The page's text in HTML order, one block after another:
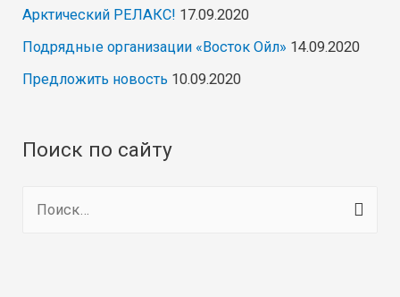
Арктический РЕЛАКС! 17.09.2020
Подрядные организации «Восток Ойл» 14.09.2020
Предложить новость 10.09.2020
Поиск по сайту